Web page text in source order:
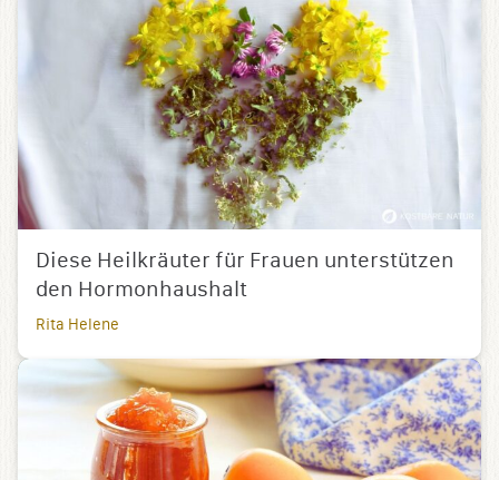
Diese Heilkräuter für Frauen unterstützen
den Hormonhaushalt
Rita Helene